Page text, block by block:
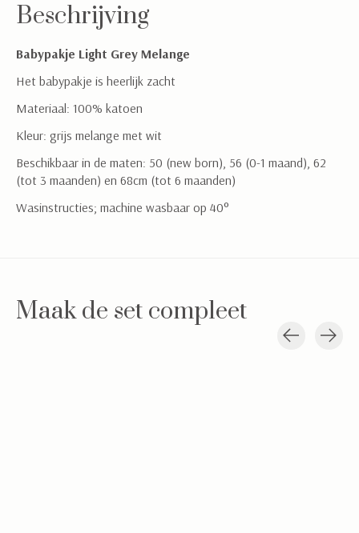
Beschrijving
Babypakje Light Grey Melange
Het babypakje is heerlijk zacht
Materiaal: 100% katoen
Kleur: grijs melange met wit
Beschikbaar in de maten: 50 (new born), 56 (0-1 maand), 62
(tot 3 maanden) en 68cm (tot 6 maanden)
Wasinstructies; machine wasbaar op 40°
Maak de set compleet